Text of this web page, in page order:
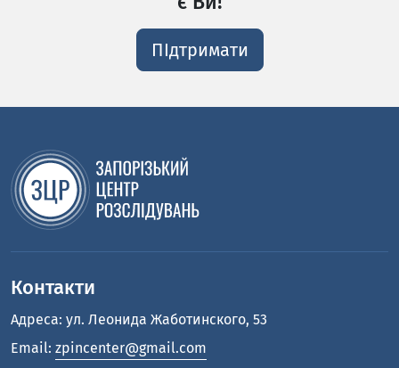
ПІдтримати
Контакти
Адреса: ул. Леонида Жаботинского, 53
Email: zpincenter@gmail.com